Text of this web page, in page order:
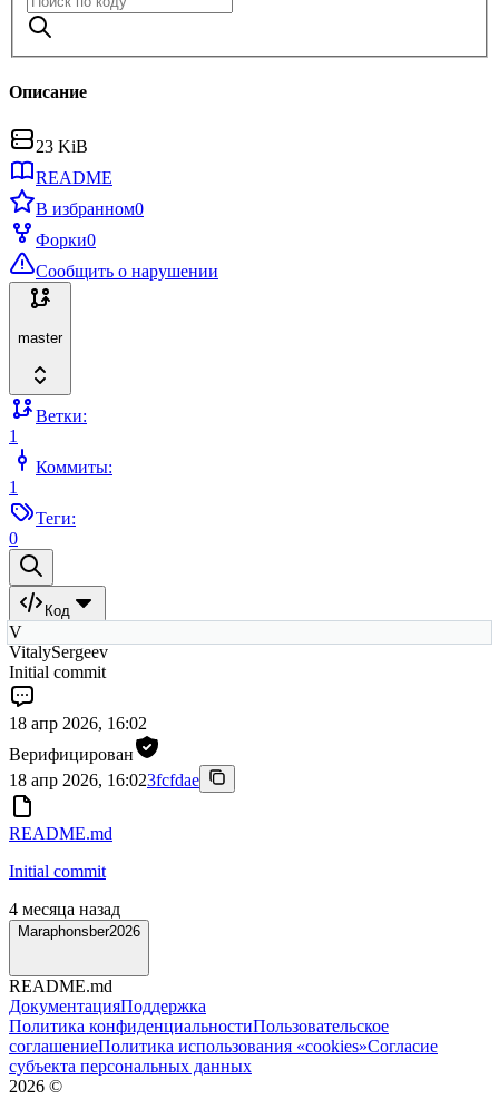
Описание
23 KiB
README
В избранном0
Форки0
Сообщить о нарушении
master
Ветки:
1
Коммиты:
1
Теги:
0
Код
V
VitalySergeev
Initial commit
18 апр 2026, 16:02
Верифицирован
18 апр 2026, 16:023fcfdae
README.md
Initial commit
4 месяца назад
Maraphonsber2026
README.md
ДокументацияПоддержка
Политика конфиденциальностиПользовательское
соглашениеПолитика использования «cookies»Согласие
субъекта персональных данных
2026 ©